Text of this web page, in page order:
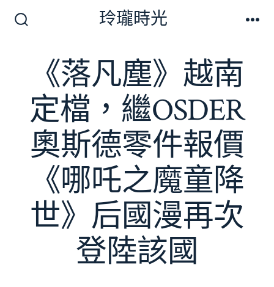
關
玲瓏時光
《落凡塵》越南
定檔，繼OSDER
奧斯德零件報價
《哪吒之魔童降
世》后國漫再次
登陸該國